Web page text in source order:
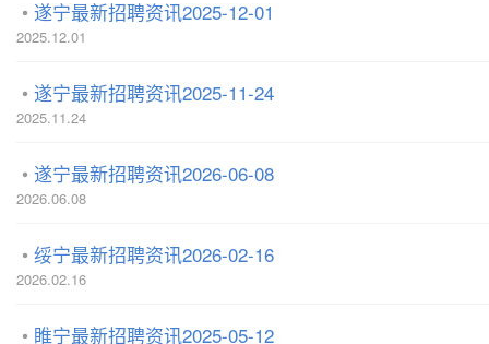
遂宁最新招聘资讯2025-12-01
2025.12.01
遂宁最新招聘资讯2025-11-24
2025.11.24
遂宁最新招聘资讯2026-06-08
2026.06.08
绥宁最新招聘资讯2026-02-16
2026.02.16
睢宁最新招聘资讯2025-05-12